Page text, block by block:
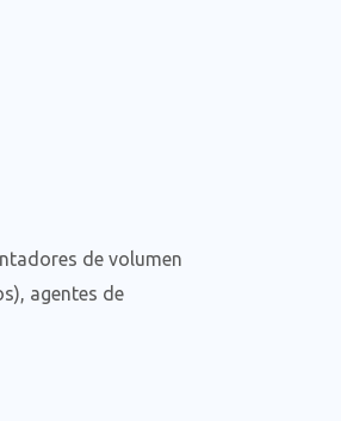
de volumen
agentes de